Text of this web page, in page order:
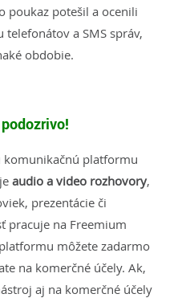
poukaz potešil a ocenili
a SMS správ,
obdobie.
komunikačnú platformu
audio a video rozhovory,
prezentácie či
pracuje na Freemium
môžete zadarmo
na komerčné účely. Ak,
aj na komerčné účely